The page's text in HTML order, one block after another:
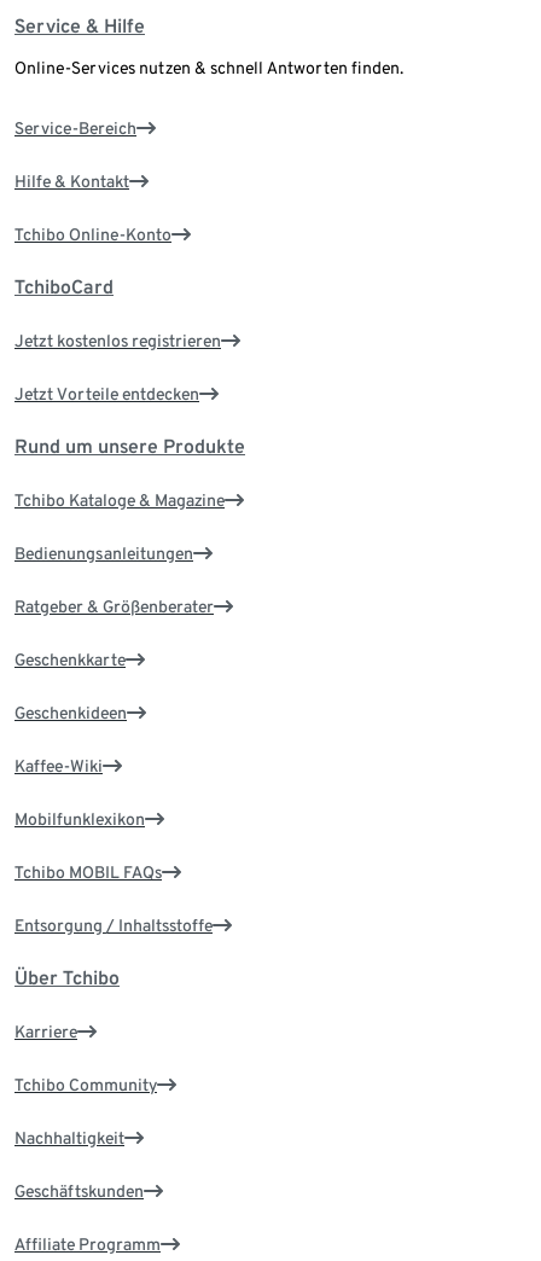
Service & Hilfe
Online-Services nutzen & schnell Antworten finden.
Service-Bereich
Hilfe & Kontakt
Tchibo Online-Konto
TchiboCard
Jetzt kostenlos registrieren
Jetzt Vorteile entdecken
Rund um unsere Produkte
Tchibo Kataloge & Magazine
Bedienungsanleitungen
Ratgeber & Größenberater
Geschenkkarte
Geschenkideen
Kaffee-Wiki
Mobilfunklexikon
Tchibo MOBIL FAQs
Entsorgung / Inhaltsstoffe
Über Tchibo
Karriere
Tchibo Community
Nachhaltigkeit
Geschäftskunden
Affiliate Programm